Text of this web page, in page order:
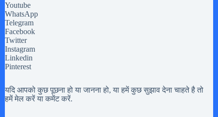
Youtube
WhatsApp
Telegram
Facebook
Twitter
Instagram
Linkedin
Pinterest
यदि आपको कुछ पूछना हो या जानना हो, या हमें कुछ सुझाव देना चाहते है तो
हमें मेल करें या कमेंट करें.